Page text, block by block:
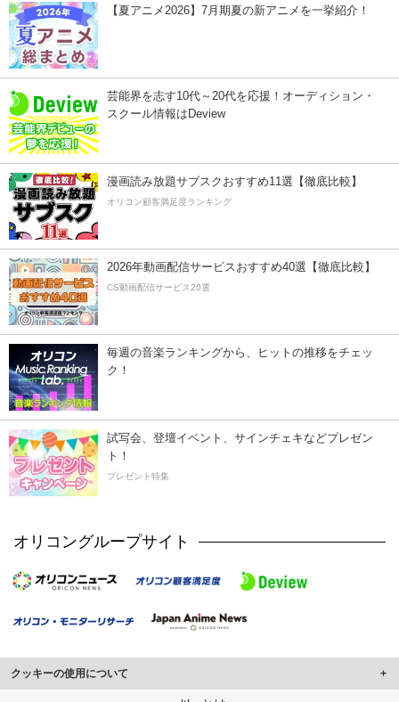
【夏アニメ2026】7月期夏の新アニメを一挙紹介！
芸能界を志す10代～20代を応援！オーディション・
スクール情報はDeview
漫画読み放題サブスクおすすめ11選【徹底比較】
オリコン顧客満足度ランキング
2026年動画配信サービスおすすめ40選【徹底比較】
CS動画配信サービス20選
毎週の音楽ランキングから、ヒットの推移をチェッ
ク！
試写会、登壇イベント、サインチェキなどプレゼン
ト！
プレゼント特集
オリコングループサイト
クッキーの使用について